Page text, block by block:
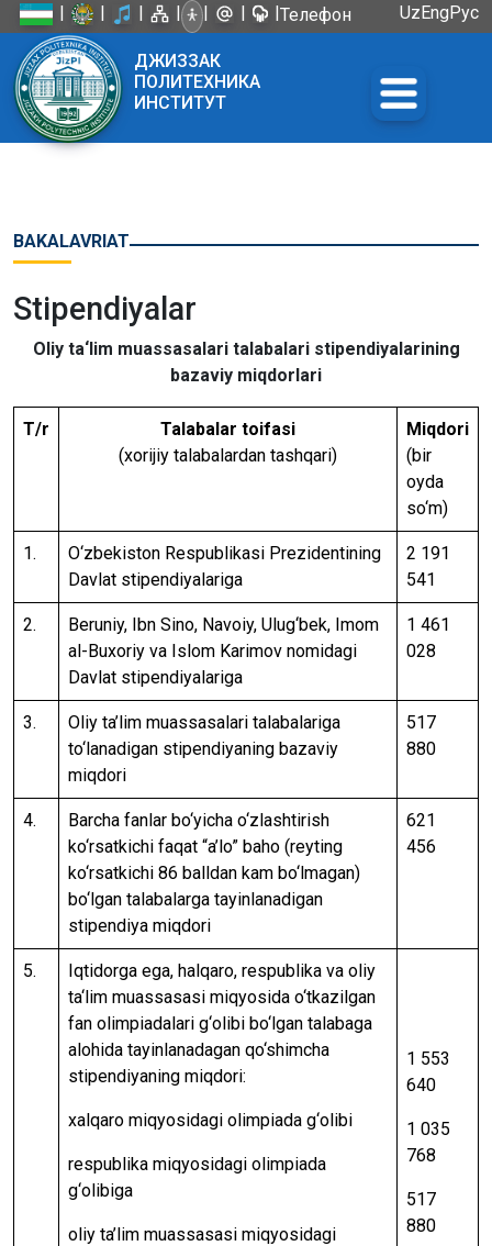
| | | | | | |Телефон
UzEngРус
ДЖИЗЗАК
ПОЛИТЕХНИКА
ИНСТИТУТ
BAKALAVRIAT
Stipendiyalar
Oliy ta‘lim muassasalari talabalari stipendiyalarining
bazaviy miqdorlari
Т/r
Talabalar toifasi
(xorijiy talabalardan tashqari)
Miqdori
(bir
oyda
so‘m)
1.
O‘zbekiston Respublikasi Prezidentining
Davlat stipendiyalariga
2 191
541
2.
Beruniy, Ibn Sino, Navoiy, Ulug‘bek, Imom
al-Buxoriy va Islom Karimov nomidagi
Davlat stipendiyalariga
1 461
028
3.
Oliy ta’lim muassasalari talabalariga
to‘lanadigan stipendiyaning bazaviy
miqdori
517
880
4.
Barcha fanlar bo‘yicha o‘zlashtirish
ko‘rsatkichi faqat “a’lo” baho (reyting
ko‘rsatkichi 86 balldan kam bo‘lmagan)
bo‘lgan talabalarga tayinlanadigan
stipendiya miqdori
621
456
5.
Iqtidorga ega, halqaro, respublika va oliy
ta‘lim muassasasi miqyosida o‘tkazilgan
fan olimpiadalari g‘olibi bo‘lgan talabaga
alohida tayinlanadagan qo‘shimcha
stipendiyaning miqdori:
xalqaro miqyosidagi olimpiada g‘olibi
respublika miqyosidagi olimpiada
g‘olibiga
oliy ta’lim muassasasi miqyosidagi
1 553
640
1 035
768
517
880